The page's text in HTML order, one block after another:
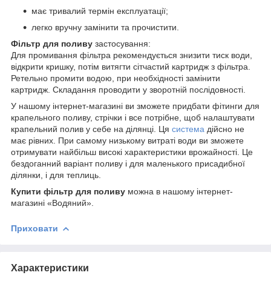
має тривалий термін експлуатації;
легко вручну замінити та прочистити.
Фільтр для поливу застосування:
Для промивання фільтра рекомендується знизити тиск води,
відкрити кришку, потім витягти сітчастий картридж з фільтра.
Ретельно промити водою, при необхідності замінити
картридж. Складання проводити у зворотній послідовності.
У нашому інтернет-магазині ви зможете придбати фітинги для
крапельного поливу, стрічки і все потрібне, щоб налаштувати
крапельний полив у себе на ділянці. Ця система дійсно не
має рівних. При самому низькому витраті води ви зможете
отримувати найбільш високі характеристики врожайності. Це
бездоганний варіант поливу і для маленького присадибної
ділянки, і для теплиць.
Купити фільтр для поливу можна в нашому інтернет-
магазині «Водяний».
Приховати
Характеристики